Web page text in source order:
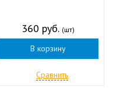
360 руб. (шт)
В корзину
Сравнить